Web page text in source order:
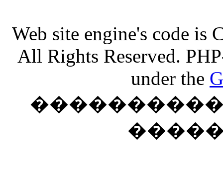
Web site engine's code
All Rights Reserved.
under the
����������